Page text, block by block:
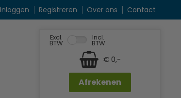
Inloggen Registreren Over ons Contact
Excl.
BTW
Incl.
BTW
€ 0,-
Afrekenen